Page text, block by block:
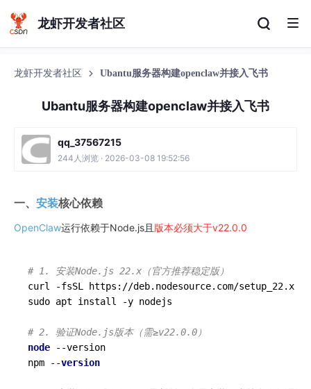
龙虾开发者社区
龙虾开发者社区 Ubantu服务器构建openclaw并接入飞书
Ubantu服务器构建openclaw并接入飞书
qq_37567215
244人浏览 · 2026-03-08 19:52:56
一、 安装核心依赖
OpenClaw运行依赖于Node.js且 版本必须大于v22.0.0
# 1. 安装Node.js 22.x（官方推荐稳定版）
curl -fsSL https://deb.nodesource.com/setup_22.x |
sudo apt install -y nodejs
# 2. 验证Node.js版本（需≥v22.0.0）
node
--version
npm --version